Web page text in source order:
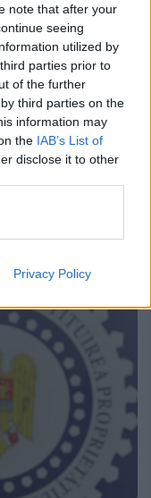
note that after your
seeing
utilized by
parties prior to
of the further
third parties on the
information may
the IAB’s List of
disclose it to other
Privacy Policy
cauza
că
ilegal, zeci
de la ANRP va